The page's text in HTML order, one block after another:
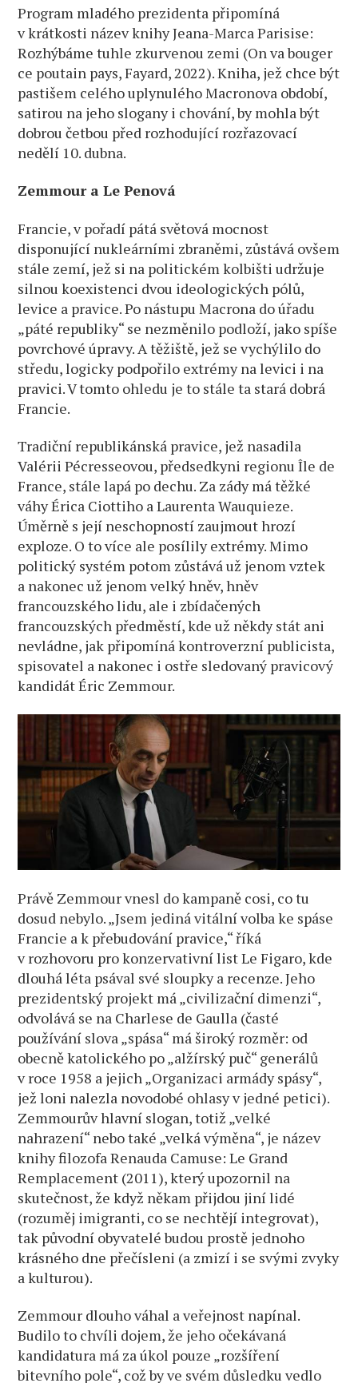
Program mladého prezidenta připomíná
v krátkosti název knihy Jeana-Marca Parisise:
Rozhýbáme tuhle zkurvenou zemi (On va bouger
ce poutain pays, Fayard, 2022). Kniha, jež chce být
pastišem celého uplynulého Macronova období,
satirou na jeho slogany i chování, by mohla být
dobrou četbou před rozhodující rozřazovací
nedělí 10. dubna.
Zemmour a Le Penová
Francie, v pořadí pátá světová mocnost
disponující nukleárními zbraněmi, zůstává ovšem
stále zemí, jež si na politickém kolbišti udržuje
silnou koexistenci dvou ideologických pólů,
levice a pravice. Po nástupu Macrona do úřadu
„páté republiky“ se nezměnilo podloží, jako spíše
povrchové úpravy. A těžiště, jež se vychýlilo do
středu, logicky podpořilo extrémy na levici i na
pravici. V tomto ohledu je to stále ta stará dobrá
Francie.
Tradiční republikánská pravice, jež nasadila
Valérii Pécresseovou, předsedkyni regionu Île de
France, stále lapá po dechu. Za zády má těžké
váhy Érica Ciottiho a Laurenta Wauquieze.
Úměrně s její neschopností zaujmout hrozí
exploze. O to více ale posílily extrémy. Mimo
politický systém potom zůstává už jenom vztek
a nakonec už jenom velký hněv, hněv
francouzského lidu, ale i zbídačených
francouzských předměstí, kde už někdy stát ani
nevládne, jak připomíná kontroverzní publicista,
spisovatel a nakonec i ostře sledovaný pravicový
kandidát Éric Zemmour.
Právě Zemmour vnesl do kampaně cosi, co tu
dosud nebylo. „Jsem jediná vitální volba ke spáse
Francie a k přebudování pravice,“ říká
v rozhovoru pro konzervativní list Le Figaro, kde
dlouhá léta psával své sloupky a recenze. Jeho
prezidentský projekt má „civilizační dimenzi“,
odvolává se na Charlese de Gaulla (časté
používání slova „spása“ má široký rozměr: od
obecně katolického po „alžírský puč“ generálů
v roce 1958 a jejich „Organizaci armády spásy“,
jež loni nalezla novodobé ohlasy v jedné petici).
Zemmourův hlavní slogan, totiž „velké
nahrazení“ nebo také „velká výměna“, je název
knihy filozofa Renauda Camuse: Le Grand
Remplacement (2011), který upozornil na
skutečnost, že když někam přijdou jiní lidé
(rozuměj imigranti, co se nechtějí integrovat),
tak původní obyvatelé budou prostě jednoho
krásného dne přečísleni (a zmizí i se svými zvyky
a kulturou).
Zemmour dlouho váhal a veřejnost napínal.
Budilo to chvíli dojem, že jeho očekávaná
kandidatura má za úkol pouze „rozšíření
bitevního pole“, což by ve svém důsledku vedlo